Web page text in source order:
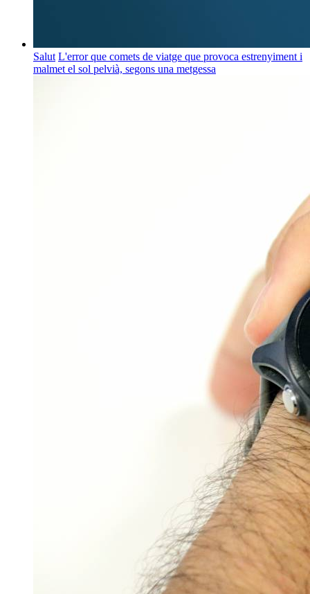
Salut L'error que comets de viatge que provoca estrenyiment i
malmet el sol pelvià, segons una metgessa